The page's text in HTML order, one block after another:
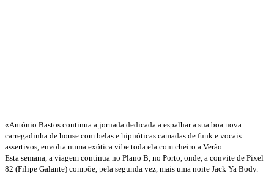
«António Bastos continua a jornada dedicada a espalhar a sua boa nova
carregadinha de house com belas e hipnóticas camadas de funk e vocais
assertivos, envolta numa exótica vibe toda ela com cheiro a Verão.
Esta semana, a viagem continua no Plano B, no Porto, onde, a convite de Pixel
82 (Filipe Galante) compõe, pela segunda vez, mais uma noite Jack Ya Body.